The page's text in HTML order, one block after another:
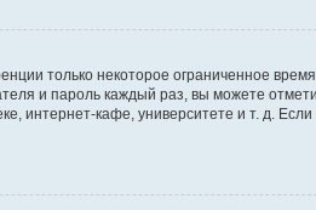
только некоторое ограниченное
и пароль каждый раз, вы можете
интернет-кафе, университете и т. д. Если